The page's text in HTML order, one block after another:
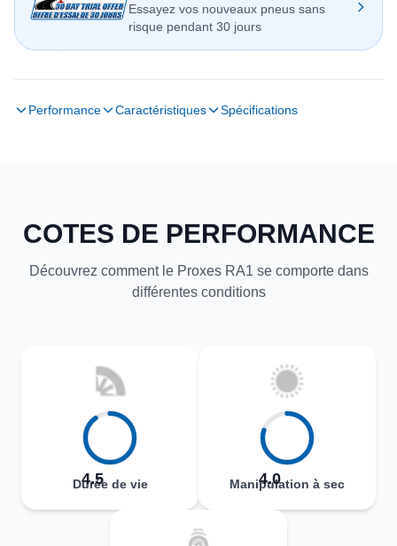
Essayez vos nouveaux pneus sans
risque pendant 30 jours
Performance Caractéristiques Spécifications
COTES DE PERFORMANCE
Découvrez comment le Proxes RA1 se comporte dans
différentes conditions
4.5
Durée de vie 4.0
Manipulation à sec